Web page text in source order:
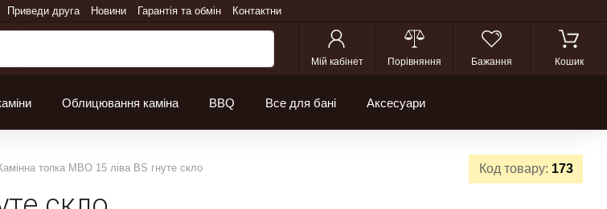
Приведи друга Новини Гарантія та обмін Контактни
Мій кабінет Порівняння Бажання Кошик
Облицювання каміна BBQ Все для бані Аксесуари
Код товару: 173
топка MBO 15 ліва BS гнуте скло